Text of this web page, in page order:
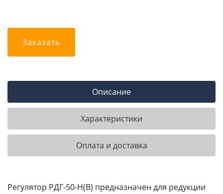
Заказать
Описание
Характеристики
Оплата и доставка
Регулятор РДГ-50-Н(В) предназначен для редукции